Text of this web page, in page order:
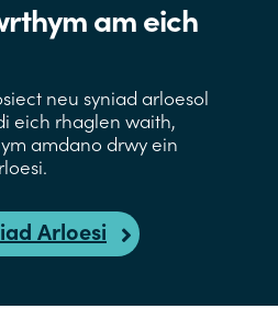
am eich
neu syniad arloesol
eich rhaglen waith,
amdano drwy ein
Arloesi